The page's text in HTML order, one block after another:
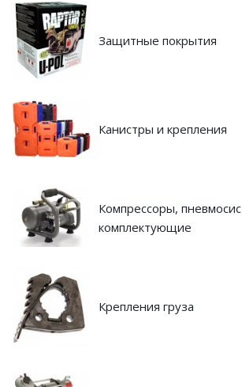
Защитные покрытия
Канистры и крепления
Компрессоры,
комплектующие
Крепления груза